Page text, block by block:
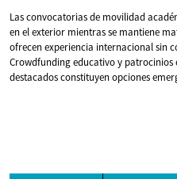
Las convocatorias de movilidad
en el exterior mientras se mantiene
ofrecen experiencia internacional sin
Crowdfunding educativo y patrocinios
destacados constituyen opciones